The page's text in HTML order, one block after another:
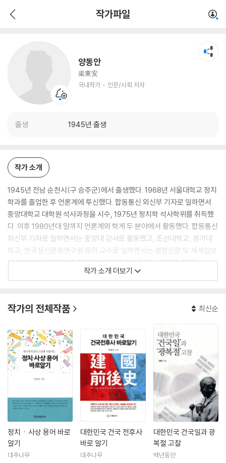
작가파일
양동안
梁東安
국내작가
인문/사회 저자
출생 1945년 출생
인문/사회 저자
작가 소개
1945년 전남 순천시(구 승주군)에서 출생했다. 1968년 서울대학교 정치
학과를 졸업한 후 언론계에 투신했다. 합동통신 외신부 기자로 일하면서
중앙대학교 대학원 석사과정을 시수, 1975년 정치학 석사학위를 취득했
다. 이후 1980년대 말까지 언론계와 학게 두 분야에서 활동했다. 합동통신
외신부 기자로 일하면서는 중앙대 강사로 활동했고, 조선대학교, 경기대
학교, 한국정신문화연구원 등의 교수로 일하면서는 경향신문 및 세계일보
의 비상임논설위원으로 활동했다. 1988년 여름에는 '우익은 죽었는
가?'라는 글을 발표하여, 국민들에게 당시 한국사회에서 활동하던 좌익혁
국사회의 사상적 동향을 분석하고 예측하는 많은 글들을 발표했다. 2009
년 25년간 재직해온 한국학중앙연구원(구 한국정신문화연구원)에서 퇴
임하였다. 현재는 한국학중앙연구원의 명예교수와 현대사상연구회 회장
으로 활동하고 있다. 주된 연구영역은 정치이데올로기, 혁명론, 한국현대
정치사 등이다. 주요 저서로는 '민주적 코포타리즘', '대한민국 건국사', '한
국의 정치현실' 등이 있으며, 최근에 발표한 논문으로는 '대한민국은 언제
건국되었나?', '1948년 남북협상에 관한 연구', '이승만과 대한민국 건국',
'한반도 분단의 정확한 원인 규명' 등이 있다.
작가 소개 더보기
작가의 전체작품 최신순
정치ㆍ사상 용어 바로
알기
대추나무
대한민국 건국 전후사
바로 알기
대추나무
대한민국 건국일과 광
복절 고찰
백년동안